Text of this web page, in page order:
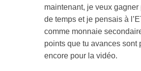
maintenant, je veux
de temps et je pensais à
comme monnaie
points que tu avances sont
encore pour la vidéo.